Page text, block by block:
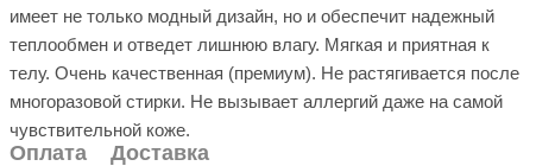
имеет не только модный дизайн, но и обеспечит надежный
теплообмен и отведет лишнюю влагу. Мягкая и приятная к
телу. Очень качественная (премиум). Не растягивается после
многоразовой стирки. Не вызывает аллергий даже на самой
чувствительной коже.
Оплата Доставка